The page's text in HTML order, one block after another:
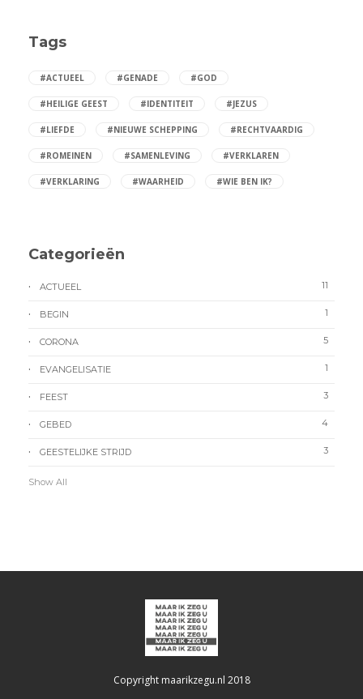
Tags
#ACTUEEL #GENADE #GOD
#HEILIGE GEEST #IDENTITEIT #JEZUS
#LIEFDE #NIEUWE SCHEPPING #RECHTVAARDIG
#ROMEINEN #SAMENLEVING #VERKLAREN
#VERKLARING #WAARHEID #WIE BEN IK?
Categorieën
ACTUEEL 11
BEGIN 1
CORONA 5
EVANGELISATIE 1
FEEST 3
GEBED 4
GEESTELIJKE STRIJD 3
Show All
Copyright maarikzegu.nl 2018